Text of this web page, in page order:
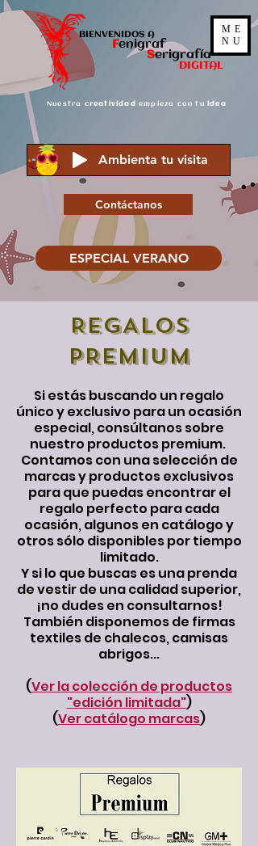
BIENVENIDOS A
Fenigraf
Serigrafía
DIGITAL
Nuestra creatividad empieza con tu idea
Ambienta tu visita
Contáctanos
ESPECIAL VERANO
ME
NU
REGALOS
PREMIUM
Si estás buscando un regalo
único y exclusivo para un ocasión
especial, consúltanos sobre
nuestro productos premium.
Contamos con una selección de
marcas y productos exclusivos
para que puedas encontrar el
regalo perfecto para cada
ocasión, algunos en catálogo y
otros sólo disponibles por tiempo
limitado.
Y si lo que buscas es una prenda
de vestir de una calidad superior,
¡no dudes en consultarnos!
También disponemos de firmas
textiles de chalecos, camisas
abrigos...
(Ver la colección de productos
"edición limitada")
(Ver catálogo marcas)